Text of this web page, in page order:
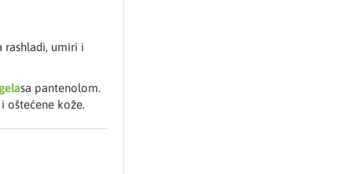
rashladi, umiri i
sa pantenolom.
oštećene kože.